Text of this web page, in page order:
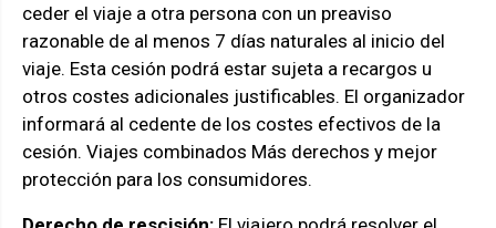
ceder el viaje a otra persona con un preaviso
razonable de al menos 7 días naturales al inicio del
viaje. Esta cesión podrá estar sujeta a recargos u
otros costes adicionales justificables. El organizador
informará al cedente de los costes efectivos de la
cesión. Viajes combinados Más derechos y mejor
protección para los consumidores.